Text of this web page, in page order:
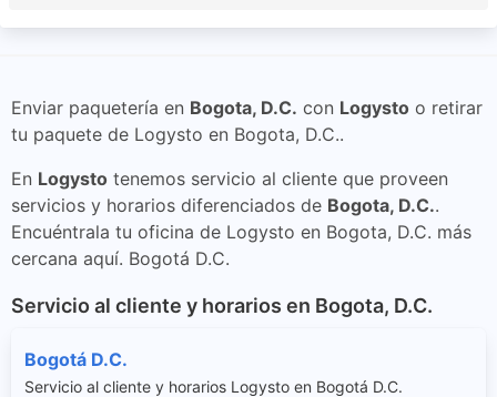
Enviar paquetería en Bogota, D.C. con Logysto o retirar
tu paquete de Logysto en Bogota, D.C..
En Logysto tenemos servicio al cliente que proveen
servicios y horarios diferenciados de Bogota, D.C..
Encuéntrala tu oficina de Logysto en Bogota, D.C. más
cercana aquí. Bogotá D.C.
Servicio al cliente y horarios en Bogota, D.C.
Bogotá D.C.
Servicio al cliente y horarios Logysto en Bogotá D.C.